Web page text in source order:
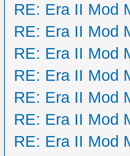
RE: Era II Mod
RE: Era II Mod
RE: Era II Mod
RE: Era II Mod
RE: Era II Mod
RE: Era II Mod
RE: Era II Mod